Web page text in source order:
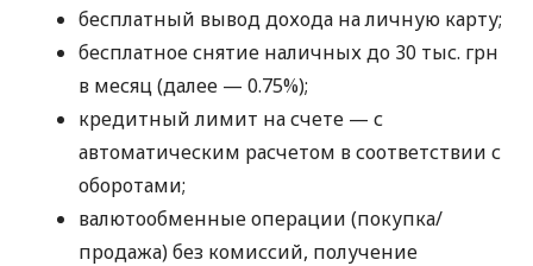
бесплатный вывод дохода на личную карту;
бесплатное снятие наличных до 30 тыс. грн
в месяц (далее — 0.75%);
кредитный лимит на счете — с
автоматическим расчетом в соответствии с
оборотами;
валютообменные операции (покупка/
продажа) без комиссий, получение